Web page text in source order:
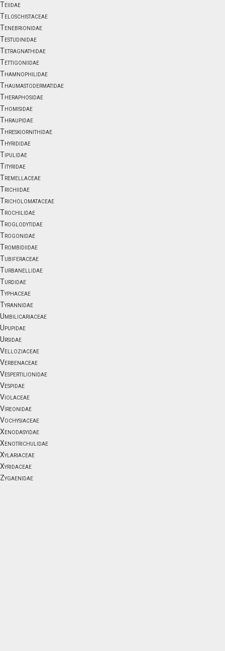
Teiidae
Teloschistaceae
Tenebrionidae
Testudinidae
Tetragnathidae
Tettigoniidae
Thamnophilidae
Thaumastodermatidae
Theraphosidae
Thomisidae
Thraupidae
Threskiornithidae
Thyrididae
Tipulidae
Tityridae
Tremellaceae
Trichiidae
Tricholomataceae
Trochilidae
Troglodytidae
Trogonidae
Trombidiidae
Tubiferaceae
Turbanellidae
Turdidae
Typhaceae
Tyrannidae
Umbilicariaceae
Upupidae
Ursidae
Velloziaceae
Verbenaceae
Vespertilionidae
Vespidae
Violaceae
Vireonidae
Vochysiaceae
Xenodasyidae
Xenotrichulidae
Xylariaceae
Xyridaceae
Zygaenidae